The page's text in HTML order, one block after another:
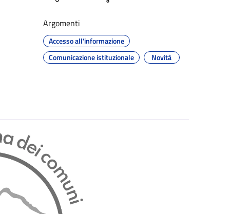
Argomenti
Accesso all'informazione
Comunicazione istituzionale
Novità